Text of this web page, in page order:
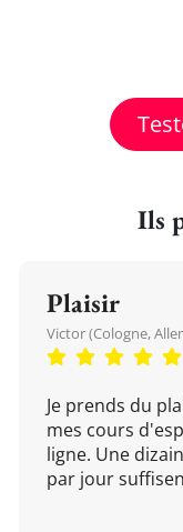
Ils
Plaisir
Victor (Cologne,
Je prends du
mes cours
ligne. Une
par jour